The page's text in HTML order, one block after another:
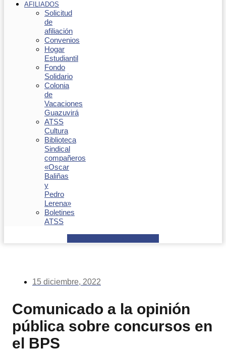
AFILIADOS
Solicitud
de
afiliación
Convenios
Hogar
Estudiantil
Fondo
Solidario
Colonia
de
Vacaciones
Guazuvirá
ATSS
Cultura
Biblioteca
Sindical
compañeros
«Oscar
Baliñas
y
Pedro
Lerena»
Boletines
ATSS
15 diciembre, 2022
Comunicado a la opinión
pública sobre concursos en
el BPS